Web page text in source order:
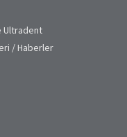
Ultradent
/ Haberler